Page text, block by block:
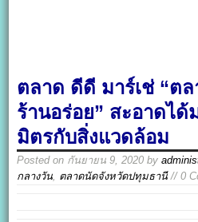
ตลาด ดีดี มาร์เช่ “ต
ร้านอร่อย” สะอาดได้
มิตรกับสิ่งแวดล้อม
Posted on กันยายน 9, 2020 by
กลางวัน, ตลาดนัดจังหวัดปทุมธานี// 0